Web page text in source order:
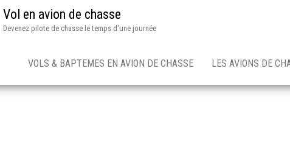
Vol en avion de chasse
Devenez pilote de chasse le temps d'une journée
VOLS & BAPTEMES EN AVION DE CHASSE LES AVIONS DE